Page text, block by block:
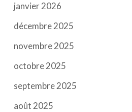
janvier 2026
décembre 2025
novembre 2025
octobre 2025
septembre 2025
août 2025